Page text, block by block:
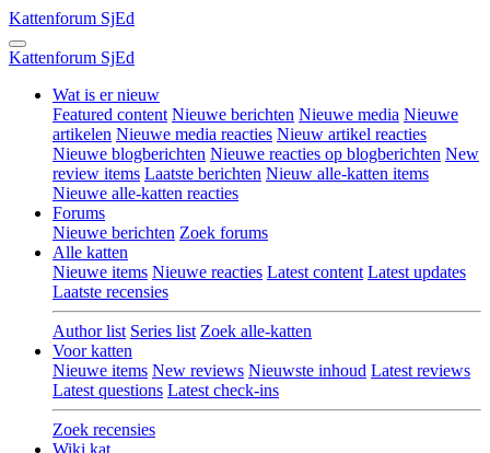
Kattenforum SjEd
Kattenforum SjEd
Wat is er nieuw
Featured content Nieuwe berichten Nieuwe media Nieuwe
artikelen Nieuwe media reacties Nieuw artikel reacties
Nieuwe blogberichten Nieuwe reacties op blogberichten New
review items Laatste berichten Nieuw alle-katten items
Nieuwe alle-katten reacties
Forums
Nieuwe berichten Zoek forums
Alle katten
Nieuwe items Nieuwe reacties Latest content Latest updates
Laatste recensies
Author list Series list Zoek alle-katten
Voor katten
Nieuwe items New reviews Nieuwste inhoud Latest reviews
Latest questions Latest check-ins
Zoek recensies
Wiki kat